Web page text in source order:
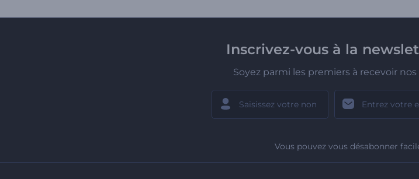
Inscrivez-vous à la
Soyez parmi les premiers à recevoir
Vous pouvez vous désabonner